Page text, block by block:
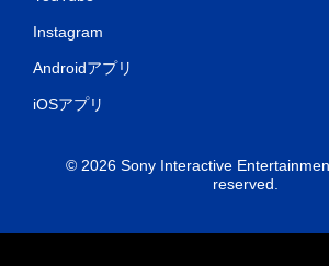
Instagram
Androidアプリ
iOSアプリ
© 2026 Sony Interactive
reserved.